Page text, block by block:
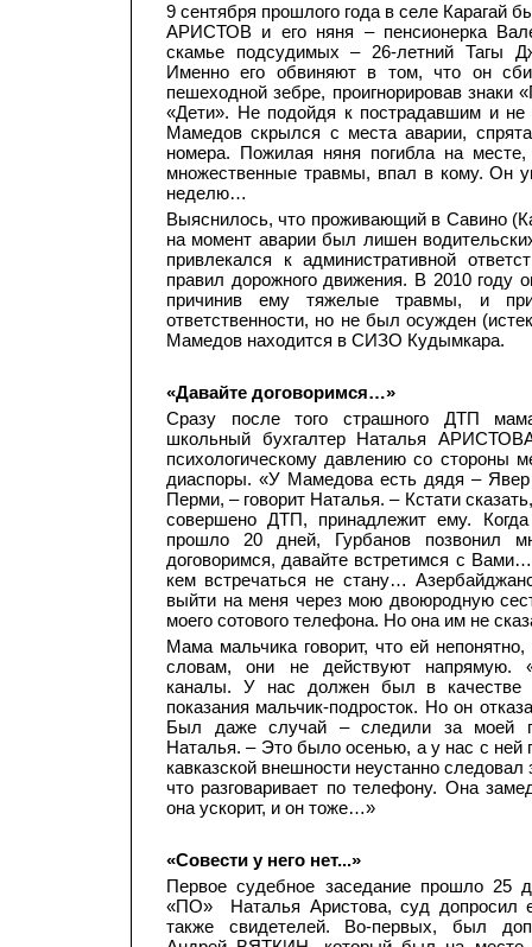
9 сентября прошлого года в селе Карагай
АРИСТОВ и его няня – пенсионерка
скамье подсудимых – 26-летний
Именно его обвиняют в том, что он
пешеходной зебре, проигнорировав знаки
«Дети». Не подойдя к пострадавшим и
Мамедов скрылся с места аварии,
номера. Пожилая няня погибла на
множественные травмы, впал в кому. Он
неделю…
Выяснилось, что проживающий в Савино
на момент аварии был лишен
привлекался к административной
правил дорожного движения. В 2010 году
причинив ему тяжелые травмы, и
ответственности, но не был осужден
Мамедов находится в СИЗО Кудымкара.
«Давайте договоримся…»
Сразу после того страшного ДТП
школьный бухгалтер Наталья
психологическому давлению со стороны
диаспоры. «У Мамедова есть дядя –
Перми, – говорит Наталья. – Кстати
совершено ДТП, принадлежит ему.
прошло 20 дней, Гурбанов позвонил
договоримся, давайте встретимся с
кем встречаться не стану…
выйти на меня через мою двоюродную
моего сотового телефона. Но она им не
Мама мальчика говорит, что ей
словам, они не действуют напрямую.
каналы. У нас должен был в качестве
показания мальчик-подросток. Но он
Был даже случай – следили за моей
Наталья. – Это было осенью, а у нас с ней
кавказской внешности неустанно
что разговаривает по телефону. Она
она ускорит, и он тоже…»
«Совести у него нет...»
Первое судебное заседание прошло 25
«ПО» Наталья Аристова, суд допросил
также свидетелей. Во-первых, был